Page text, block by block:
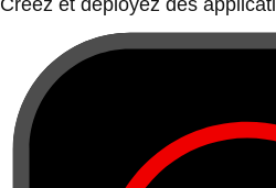
Créez et déployez des